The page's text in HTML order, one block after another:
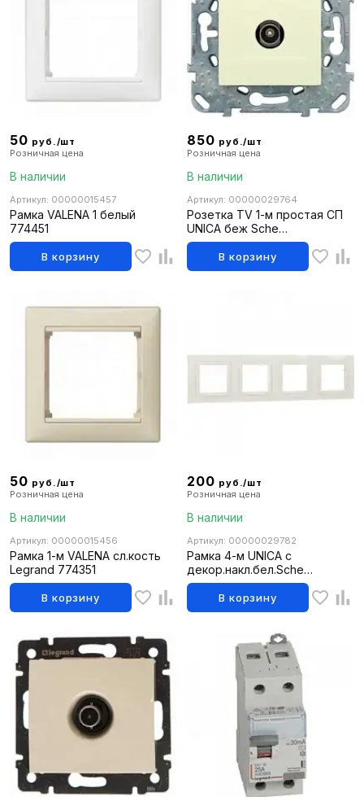
50 руб./шт
Розничная цена
В наличии
Артикул: 00000015457
Рамка VALENA 1 белый
774451
В корзину
850 руб./шт
Розничная цена
В наличии
Артикул: 00000029764
Розетка TV 1-м простая СП
UNICA беж Sche
MGU5.462.25ZD
В корзину
50 руб./шт
Розничная цена
В наличии
Артикул: 00000015456
Рамка 1-м VALENA сл.кость
Legrand 774351
В корзину
200 руб./шт
Розничная цена
В наличии
Артикул: 00000029782
Рамка 4-м UNICA с
декор.накл.бел.Sche
MGU2.008.18
В корзину